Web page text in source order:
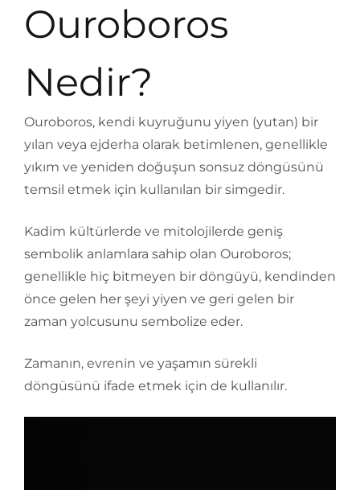
Ouroboros
Nedir?
Ouroboros, kendi kuyruğunu yiyen (yutan) bir
yılan veya ejderha olarak betimlenen, genellikle
yıkım ve yeniden doğuşun sonsuz döngüsünü
temsil etmek için kullanılan bir simgedir.
Kadim kültürlerde ve mitolojilerde geniş
sembolik anlamlara sahip olan Ouroboros;
genellikle hiç bitmeyen bir döngüyü, kendinden
önce gelen her şeyi yiyen ve geri gelen bir
zaman yolcusunu sembolize eder.
Zamanın, evrenin ve yaşamın sürekli
döngüsünü ifade etmek için de kullanılır.